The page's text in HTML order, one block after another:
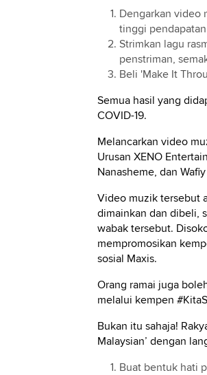
Dengarkan video
tinggi
Strimkan lagu
penstriman,
Beli 'Make It
Semua hasil yang
COVID-19.
Melancarkan video
Urusan XENO
Nanasheme, dan
Video muzik tersebut
dimainkan dan dibeli,
wabak tersebut.
mempromosikan
sosial Maxis.
Orang ramai juga
melalui kempen
Bukan itu sahaja!
Malaysian’ dengan
Buat bentuk hati